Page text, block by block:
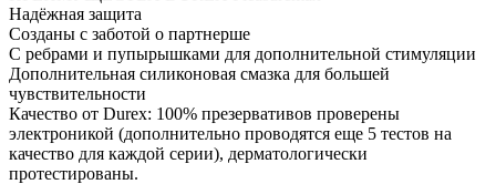
Надёжная защита
Созданы с заботой о партнерше
С ребрами и пупырышками для дополнительной стимуляции
Дополнительная силиконовая смазка для большей
чувствительности
Качество от Durex: 100% презервативов проверены
электроникой (дополнительно проводятся еще 5 тестов на
качество для каждой серии), дерматологически
протестированы.